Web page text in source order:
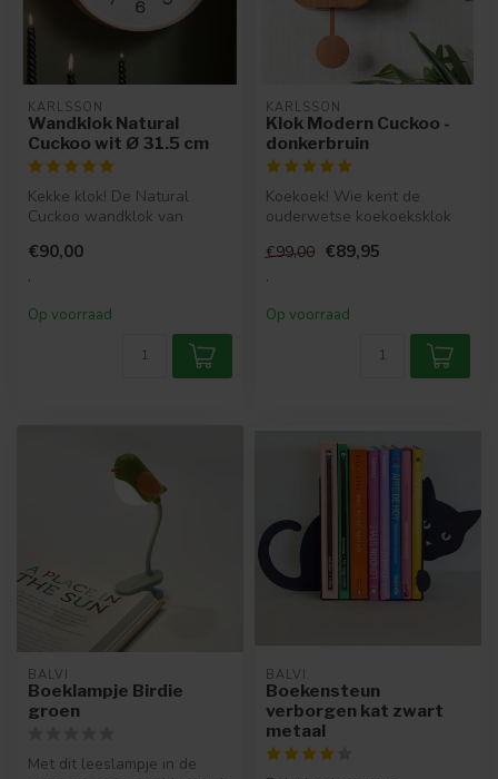
KARLSSON
Wandklok Natural
Cuckoo wit Ø 31.5 cm
Kekke klok! De Natural
Cuckoo wandklok van
buitengevoel gewoo...
€90,00
.
Op voorraad
KARLSSON
Klok Modern Cuckoo -
donkerbruin
Koekoek! Wie kent de
ouderwetse koekoeksklok
traditionele ...
€99,00 €89,95
.
Op voorraad
BALVI
Boeklampje Birdie
groen
Met dit leeslampje in de
BALVI
Boekensteun
verborgen kat zwart
metaal